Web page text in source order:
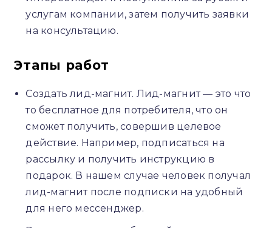
услугам компании, затем получить заявки
на консультацию.
Этапы работ
Создать лид-магнит. Лид-магнит — это что
то бесплатное для потребителя, что он
сможет получить, совершив целевое
действие. Например, подписаться на
рассылку и получить инструкцию в
подарок. В нашем случае человек получал
лид-магнит после подписки на удобный
для него мессенджер.